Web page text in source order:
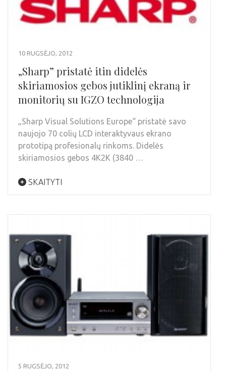
10 RUGSĖJO, 2012
„Sharp” pristatė itin didelės
skiriamosios gebos jutiklinį ekraną ir
monitorių su IGZO technologija
„Sharp Visual Solutions Europe“ pristatė savo
naujojo 70 colių LCD interaktyvaus ekrano
prototipą profesionalų rinkoms. Didelės
skiriamosios gebos 4K2K (3840 …
SKAITYTI
5 RUGSĖJO, 2012